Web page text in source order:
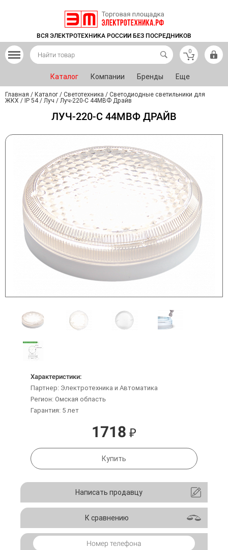
ВСЯ ЭЛЕКТРОТЕХНИКА РОССИИ БЕЗ ПОСРЕДНИКОВ
0
Каталог Компании Бренды Еще
Главная / Каталог / Светотехника / Светодиодные светильники для
ЖКХ / IP 54 / Луч / Луч-220-С 44МВФ Драйв
ЛУЧ-220-С 44МВФ ДРАЙВ
Характеристики:
Партнер: Электротехника и Автоматика
Регион: Омская область
Гарантия: 5 лет
1718 ₽
Купить
Написать продавцу
К сравнению